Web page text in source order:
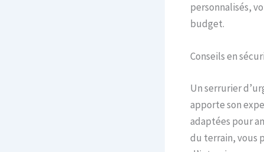
personnalisés,
budget.
Conseils en
Un serrurier
apporte son
adaptées pour
du terrain, vous